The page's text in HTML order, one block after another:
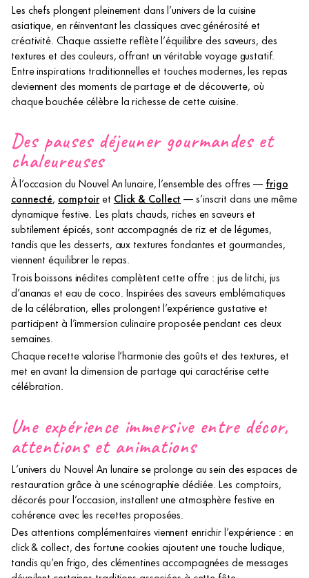
Les chefs plongent pleinement dans l’univers de la cuisine
asiatique, en réinventant les classiques avec générosité et
créativité. Chaque assiette reflète l’équilibre des saveurs, des
textures et des couleurs, offrant un véritable voyage gustatif.
Entre inspirations traditionnelles et touches modernes, les repas
deviennent des moments de partage et de découverte, où
chaque bouchée célèbre la richesse de cette cuisine.
Des pauses déjeuner gourmandes et
chaleureuses
À l’occasion du Nouvel An lunaire, l’ensemble des offres — frigo
connecté, comptoiret Click & Collect — s’inscrit dans une même
dynamique festive. Les plats chauds, riches en saveurs et
subtilement épicés, sont accompagnés de riz et de légumes,
tandis que les desserts, aux textures fondantes et gourmandes,
viennent équilibrer le repas.
Trois boissons inédites complètent cette offre : jus de litchi, jus
d’ananas et eau de coco. Inspirées des saveurs emblématiques
de la célébration, elles prolongent l’expérience gustative et
participent à l’immersion culinaire proposée pendant ces deux
semaines.
Chaque recette valorise l’harmonie des goûts et des textures, et
met en avant la dimension de partage qui caractérise cette
célébration.
Une expérience immersive entre décor,
attentions et animations
L’univers du Nouvel An lunaire se prolonge au sein des espaces de
restauration grâce à une scénographie dédiée. Les comptoirs,
décorés pour l’occasion, installent une atmosphère festive en
cohérence avec les recettes proposées.
Des attentions complémentaires viennent enrichir l’expérience : en
click & collect, des fortune cookies ajoutent une touche ludique,
tandis qu’en frigo, des clémentines accompagnées de messages